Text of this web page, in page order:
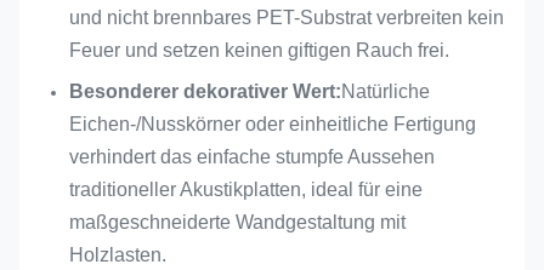
Farbe anpassbar
Flammschutzmittel
optional
Umweltebene
Niedriges VOC,
umweltfreundlich
Kernfunktion
Schallabsorption und
und nicht brennbares PET-Substrat verbreiten kein
Feuer und setzen keinen giftigen Rauch frei.
Besonderer dekorativer Wert:Natürliche
Eichen-/Nusskörner oder einheitliche Fertigung
verhindert das einfache stumpfe Aussehen
traditioneller Akustikplatten, ideal für eine
maßgeschneiderte Wandgestaltung mit
Holzlasten.